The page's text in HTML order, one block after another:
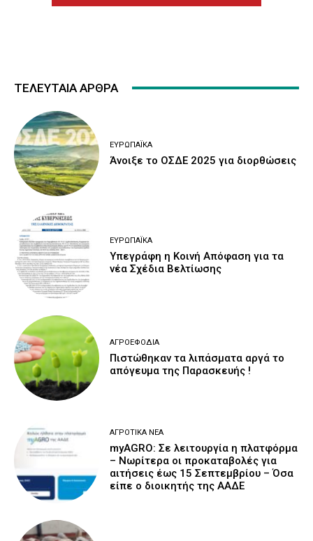
ΤΕΛΕΥΤΑΙΑ ΑΡΘΡΑ
ΕΥΡΩΠΑΪΚΆ
Άνοιξε το ΟΣΔΕ 2025 για διορθώσεις
ΕΥΡΩΠΑΪΚΆ
Υπεγράφη η Κοινή Απόφαση για τα
νέα Σχέδια Βελτίωσης
ΑΓΡΟΕΦΌΔΙΑ
Πιστώθηκαν τα λιπάσματα αργά το
απόγευμα της Παρασκευής !
ΑΓΡΟΤΙΚΆ ΝΈΑ
myAGRO: Σε λειτουργία η πλατφόρμα
– Νωρίτερα οι προκαταβολές για
αιτήσεις έως 15 Σεπτεμβρίου – Όσα
είπε ο διοικητής της ΑΑΔΕ